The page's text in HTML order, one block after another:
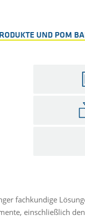
UND POM
fachkundige
einschließlich